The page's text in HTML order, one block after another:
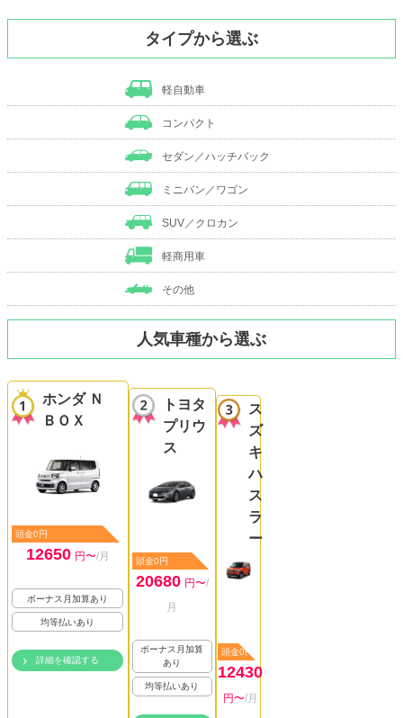
タイプから選ぶ
軽自動車
コンパクト
セダン／ハッチバック
ミニバン／ワゴン
SUV／クロカン
軽商用車
その他
人気車種から選ぶ
ホンダ Ｎ
ＢＯＸ
頭金0円
12650 円〜/月
ボーナス月加算あり
均等払いあり
詳細を確認する
トヨタ
プリウ
ス
頭金0円
20680 円〜/
月
ボーナス月加算
あり
均等払いあり
ス
ズ
キ
ハ
ス
ラ
ー
頭金0円
12430
円〜/月